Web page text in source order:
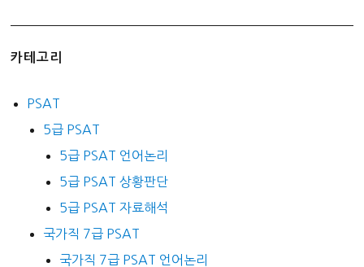
카테고리
PSAT
5급 PSAT
5급 PSAT 언어논리
5급 PSAT 상황판단
5급 PSAT 자료해석
국가직 7급 PSAT
국가직 7급 PSAT 언어논리